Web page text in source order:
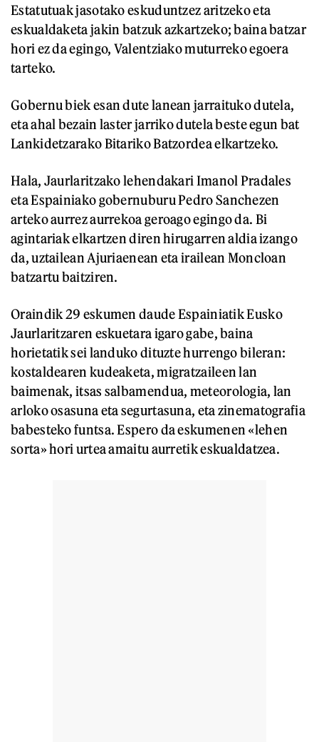
Estatutuak jasotako eskuduntzez aritzeko eta
eskualdaketa jakin batzuk azkartzeko; baina batzar
hori ez da egingo, Valentziako muturreko egoera
tarteko.
Gobernu biek esan dute lanean jarraituko dutela,
eta ahal bezain laster jarriko dutela beste egun bat
Lankidetzarako Bitariko Batzordea elkartzeko.
Hala, Jaurlaritzako lehendakari Imanol Pradales
eta Espainiako gobernuburu Pedro Sanchezen
arteko aurrez aurrekoa geroago egingo da. Bi
agintariak elkartzen diren hirugarren aldia izango
da, uztailean Ajuriaenean eta irailean Moncloan
batzartu baitziren.
Oraindik 29 eskumen daude Espainiatik Eusko
Jaurlaritzaren eskuetara igaro gabe, baina
horietatik sei landuko dituzte hurrengo bileran:
kostaldearen kudeaketa, migratzaileen lan
baimenak, itsas salbamendua, meteorologia, lan
arloko osasuna eta segurtasuna, eta zinematografia
babesteko funtsa. Espero da eskumenen «lehen
sorta» hori urtea amaitu aurretik eskualdatzea.